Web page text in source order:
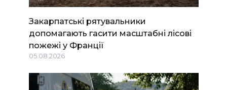
Закарпатські рятувальники
допомагають гасити масштабні лісові
пожежі у Франції
05.08.2026